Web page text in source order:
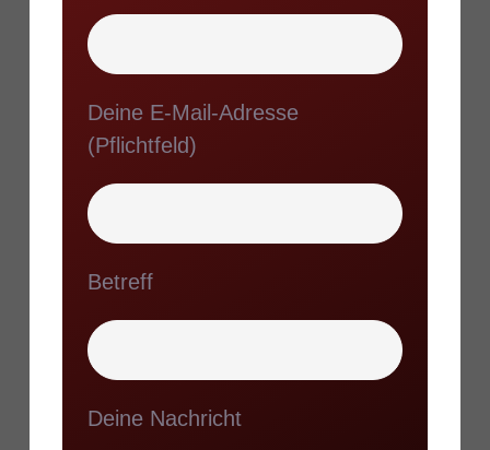
Deine E-Mail-Adresse
(Pflichtfeld)
Betreff
Deine Nachricht